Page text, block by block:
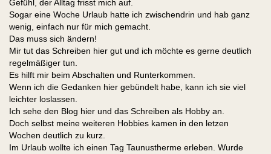
Gefühl, der Alltag frisst mich auf.
Sogar eine Woche Urlaub hatte ich zwischendrin und hab ganz
wenig, einfach nur für mich gemacht.
Das muss sich ändern!
Mir tut das Schreiben hier gut und ich möchte es gerne deutlich
regelmäßiger tun.
Es hilft mir beim Abschalten und Runterkommen.
Wenn ich die Gedanken hier gebündelt habe, kann ich sie viel
leichter loslassen.
Ich sehe den Blog hier und das Schreiben als Hobby an.
Doch selbst meine weiteren Hobbies kamen in den letzen
Wochen deutlich zu kurz.
Im Urlaub wollte ich einen Tag Taunustherme erleben. Wurde